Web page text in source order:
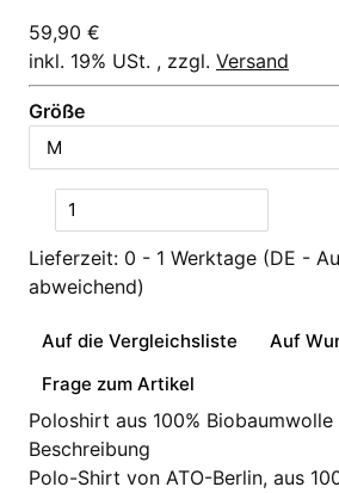
59,90 €
inkl. 19% USt. , zzgl. Versand
Größe
Lieferzeit: 0 - 1 Werktage (DE -
abweichend)
Auf die Vergleichsliste
Auf
Frage zum Artikel
Poloshirt aus 100% Biobaumwolle
Beschreibung
Polo-Shirt von ATO-Berlin, aus